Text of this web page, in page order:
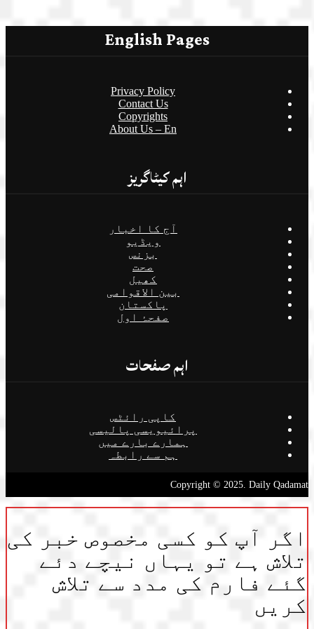
English Pages
Privacy Policy
Contact Us
Copyrights
About Us – En
اہم کیٹاگریز
آج کا اخبار
ویڈیو
بزنس
صحت
کھیل
بین الاقوامی
پاکستان
صفحۂ اول
اہم صفحات
کاپی رائٹس
پرائیویسی پالیسی
ہمارے بارے میں
ہم سے رابطہ
Copyright © 2025. Daily Qadamat
اگر آپ کو کسی مخصوص خبر کی
تلاش ہے تو یہاں نیچے دئے
گئے فارم کی مدد سے تلاش
کریں